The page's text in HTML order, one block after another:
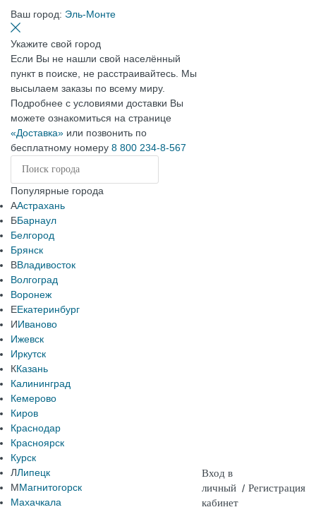
Ваш город: Эль-Монте
Укажите свой город
Если Вы не нашли свой населённый
пункт в поиске, не расстраивайтесь. Мы
высылаем заказы по всему миру.
Подробнее с условиями доставки Вы
можете ознакомиться на странице
«Доставка» или позвонить по
бесплатному номеру 8 800 234-8-567
Популярные города
ААстрахань
ББарнаул
Белгород
Брянск
ВВладивосток
Волгоград
Воронеж
ЕЕкатеринбург
ИИваново
Ижевск
Иркутск
ККазань
Калининград
Кемерово
Киров
Краснодар
Красноярск
Курск
ЛЛипецк
ММагнитогорск
Махачкала
Вход в
личный
кабинет
/ Регистрация